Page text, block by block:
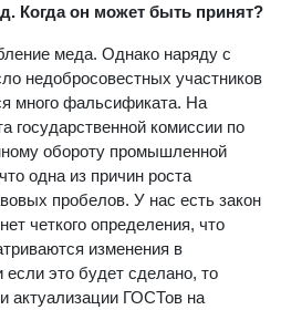
Когда он может быть принят?
меда. Однако наряду с
недобросовестных участников
много фальсификата. На
государственной комиссии по
обороту промышленной
одна из причин роста
пробелов. У нас есть закон
четкого определения, что
изменения в
это будет сделано, то
актуализации ГОСТов на